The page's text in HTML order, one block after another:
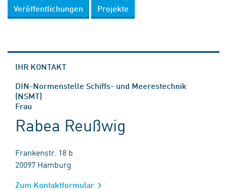
Veröffentlichungen Projekte
IHR KONTAKT
DIN-Normenstelle Schiffs- und Meerestechnik
(NSMT)
Frau
Rabea Reußwig
Frankenstr. 18 b
20097 Hamburg
Zum Kontaktformular